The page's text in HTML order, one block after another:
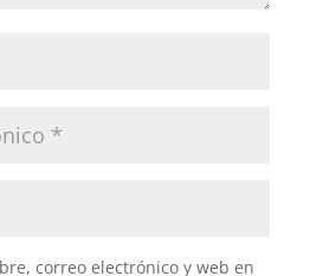
correo electrónico y web en